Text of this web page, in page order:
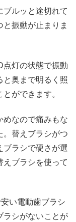
ブルッと途切れて
振動が止まりま
点灯の状態で振動
と奥まで明るく照
ができます。
めなので痛みもな
。替えブラシがつ
ブラシで硬さが選
えブラシを使って
い電動歯ブラシ
ラシがないことが